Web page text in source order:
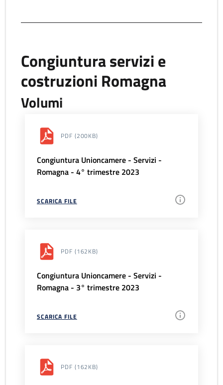
Congiuntura servizi e
costruzioni Romagna
Volumi
PDF (200KB)
Congiuntura Unioncamere - Servizi -
Romagna - 4° trimestre 2023
SCARICA FILE
PDF (162KB)
Congiuntura Unioncamere - Servizi -
Romagna - 3° trimestre 2023
SCARICA FILE
PDF (162KB)